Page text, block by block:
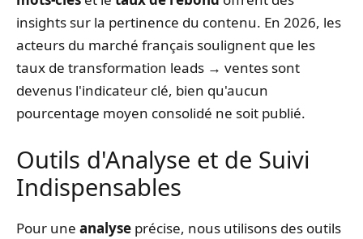
insights sur la pertinence du contenu. En 2026, les
acteurs du marché français soulignent que les
taux de transformation leads → ventes sont
devenus l'indicateur clé, bien qu'aucun
pourcentage moyen consolidé ne soit publié.
Outils d'Analyse et de Suivi
Indispensables
Pour une analyse précise, nous utilisons des outils